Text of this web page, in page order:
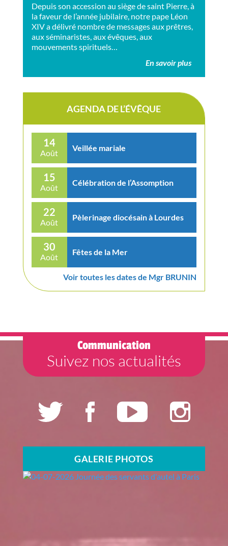
Depuis son accession au siège de saint Pierre, à
la faveur de l’année jubilaire, notre pape Léon
XIV a délivré nombre de messages aux prêtres,
aux séminaristes, aux évêques, aux
mouvements spirituels…
En savoir plus
AGENDA DE L’ÉVÊQUE
14
Août
Veillée mariale
15
Août
Célébration de l’Assomption
22
Août
Pèlerinage diocésain à Lourdes
30
Août
Fêtes de la Mer
Voir toutes les dates de Mgr BRUNIN
Communication
Suivez nos actualités
GALERIE PHOTOS